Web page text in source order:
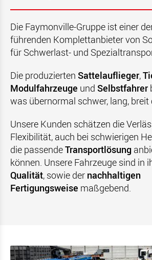
Die Faymonville-Gruppe ist einer
führenden Komplettanbieter von
für Schwerlast- und
Die produzierten Sattelauflieger,
Modulfahrzeuge und Selbstfahrer
was übernormal schwer, lang, breit
Unsere Kunden schätzen die
Flexibilität, auch bei schwierigen
die passendeTransportlösung
können. Unsere Fahrzeuge sind in
Qualität, sowie der nachhaltigen
Fertigungsweise maßgebend.